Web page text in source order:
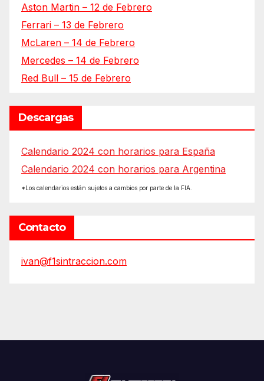
Aston Martin – 12 de Febrero
Ferrari – 13 de Febrero
McLaren – 14 de Febrero
Mercedes – 14 de Febrero
Red Bull – 15 de Febrero
Descargas
Calendario 2024 con horarios para España
Calendario 2024 con horarios para Argentina
*Los calendarios están sujetos a cambios por parte de la FIA.
Contacto
ivan@f1sintraccion.com